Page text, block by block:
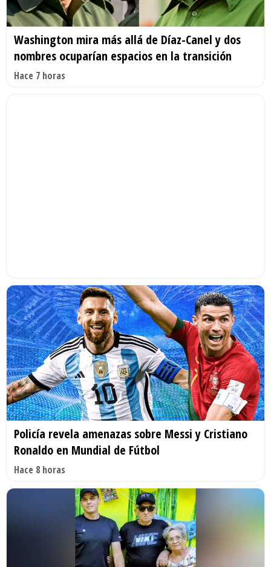
Washington mira más allá de Díaz-Canel y dos
nombres ocuparían espacios en la transición
Hace 7 horas
Policía revela amenazas sobre Messi y Cristiano
Ronaldo en Mundial de Fútbol
Hace 8 horas